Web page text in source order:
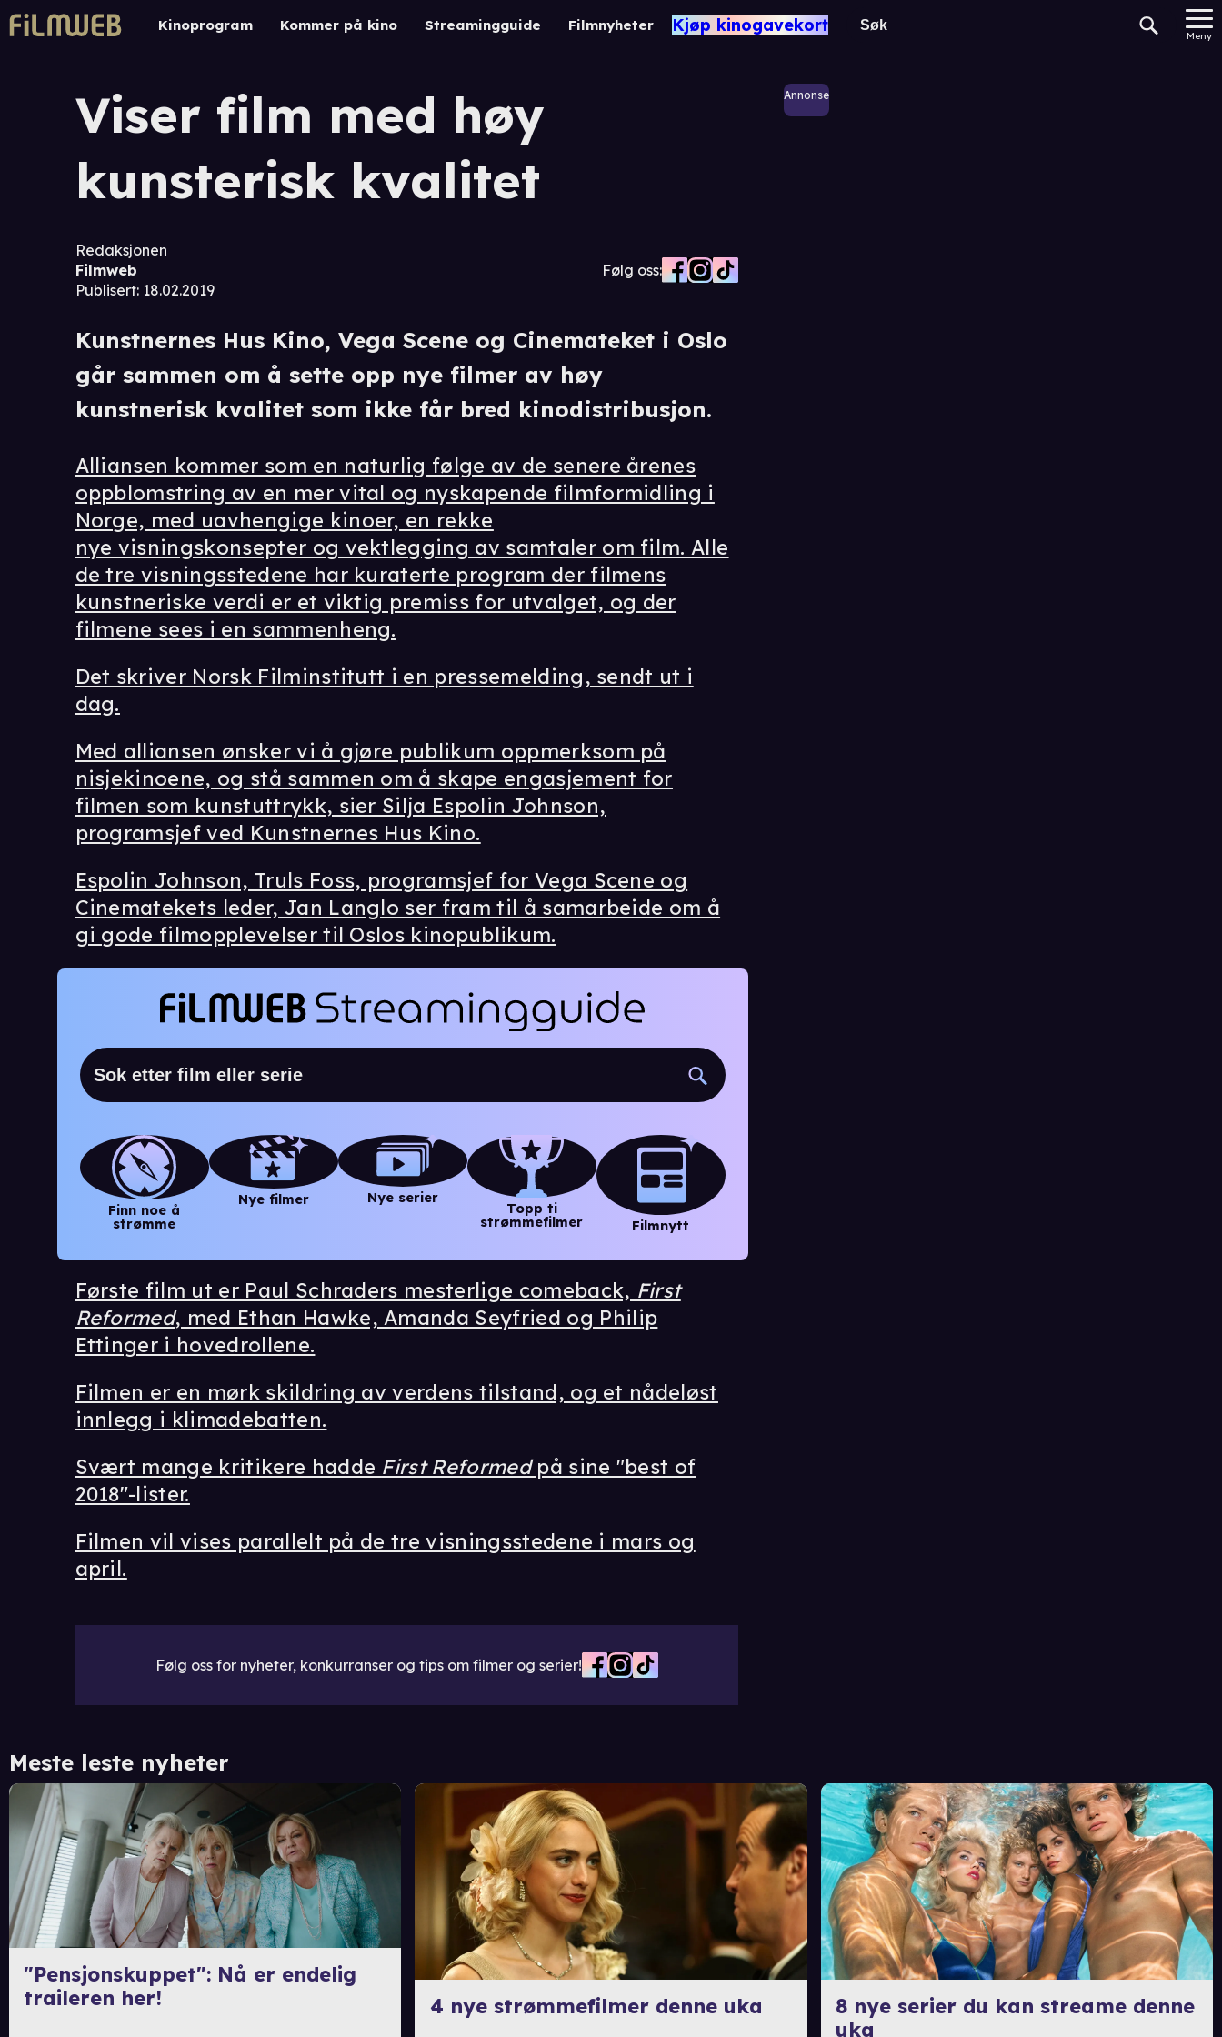
Kinoprogram Kommer på kino Streamingguide Filmnyheter Kjøp kinogavekort
Meny
Viser film med høy
kunsterisk kvalitet
Redaksjonen
Filmweb
Publisert: 18.02.2019
Følg oss:
Kunstnernes Hus Kino, Vega Scene og Cinemateket i Oslo
går sammen om å sette opp nye filmer av høy
kunstnerisk kvalitet som ikke får bred kinodistribusjon.
Annonse
Alliansen kommer som en naturlig følge av de senere årenes
oppblomstring av en mer vital og nyskapende filmformidling i
Norge, med uavhengige kinoer, en rekke
nye visningskonsepter og vektlegging av samtaler om film. Alle
de tre visningsstedene har kuraterte program der filmens
kunstneriske verdi er et viktig premiss for utvalget, og der
filmene sees i en sammenheng.
Det skriver Norsk Filminstitutt i en pressemelding, sendt ut i
dag.
Med alliansen ønsker vi å gjøre publikum oppmerksom på
nisjekinoene, og stå sammen om å skape engasjement for
filmen som kunstuttrykk, sier Silja Espolin Johnson,
programsjef ved Kunstnernes Hus Kino.
Espolin Johnson, Truls Foss, programsjef for Vega Scene og
Cinematekets leder, Jan Langlo ser fram til å samarbeide om å
gi gode filmopplevelser til Oslos kinopublikum.
Finn noe å
strømme
Nye filmer Nye serier
Topp ti
strømmefilmer
Filmnytt
Første film ut er Paul Schraders mesterlige comeback, First
Reformed, med Ethan Hawke, Amanda Seyfried og Philip
Ettinger i hovedrollene.
Filmen er en mørk skildring av verdens tilstand, og et nådeløst
innlegg i klimadebatten.
Svært mange kritikere hadde First Reformedpå sine "best of
2018"-lister.
Filmen vil vises parallelt på de tre visningsstedene i mars og
april.
Følg oss for nyheter, konkurranser og tips om filmer og serier!
Meste leste nyheter
"Pensjonskuppet": Nå er endelig
traileren her!
4 nye strømmefilmer denne uka
8 nye serier du kan streame denne
uka